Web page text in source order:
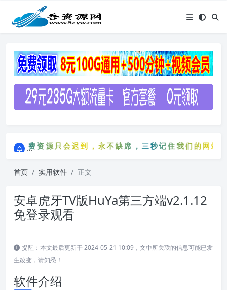
免费资源只会迟到，永不缺席，三秒记住我们的网站：
免费资源只会迟到，永不缺席，三秒记住我们的
首页 实用软件 正文
安卓虎牙TV版HuYa第三方端v2.1.12
免登录观看
提醒：本文最后更新于 2024-05-21 10:09，文中所关联的信息可能已发
生改变，请知悉！
软件介绍